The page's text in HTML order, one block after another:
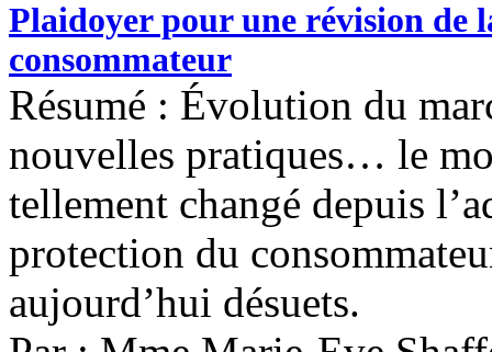
Plaidoyer pour une révision de
consommateur
Résumé : Évolution du
nouvelles pratiques… le
tellement changé depuis
protection du
aujourd’hui désuets.